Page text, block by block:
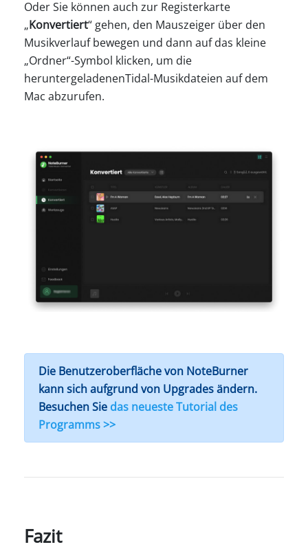
Oder Sie können auch zur Registerkarte
„Konvertiert“ gehen, den Mauszeiger über den
Musikverlauf bewegen und dann auf das kleine
„Ordner“-Symbol klicken, um die
heruntergeladenenTidal-Musikdateien auf dem
Mac abzurufen.
Die Benutzeroberfläche von NoteBurner
kann sich aufgrund von Upgrades ändern.
Besuchen Sie das neueste Tutorial des
Programms >>
Fazit